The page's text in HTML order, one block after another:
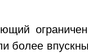
более